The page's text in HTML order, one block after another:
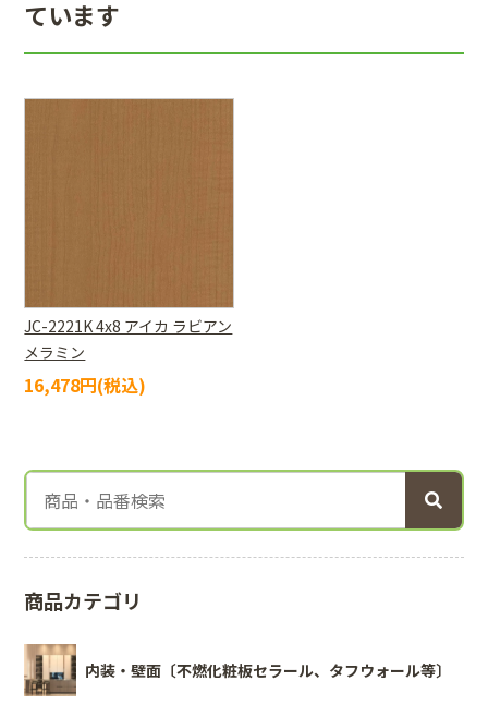
ています
JC-2221K 4x8 アイカ ラビアン
メラミン
16,478円(税込)
商品カテゴリ
内装・壁面〔不燃化粧板セラール、タフウォール等〕